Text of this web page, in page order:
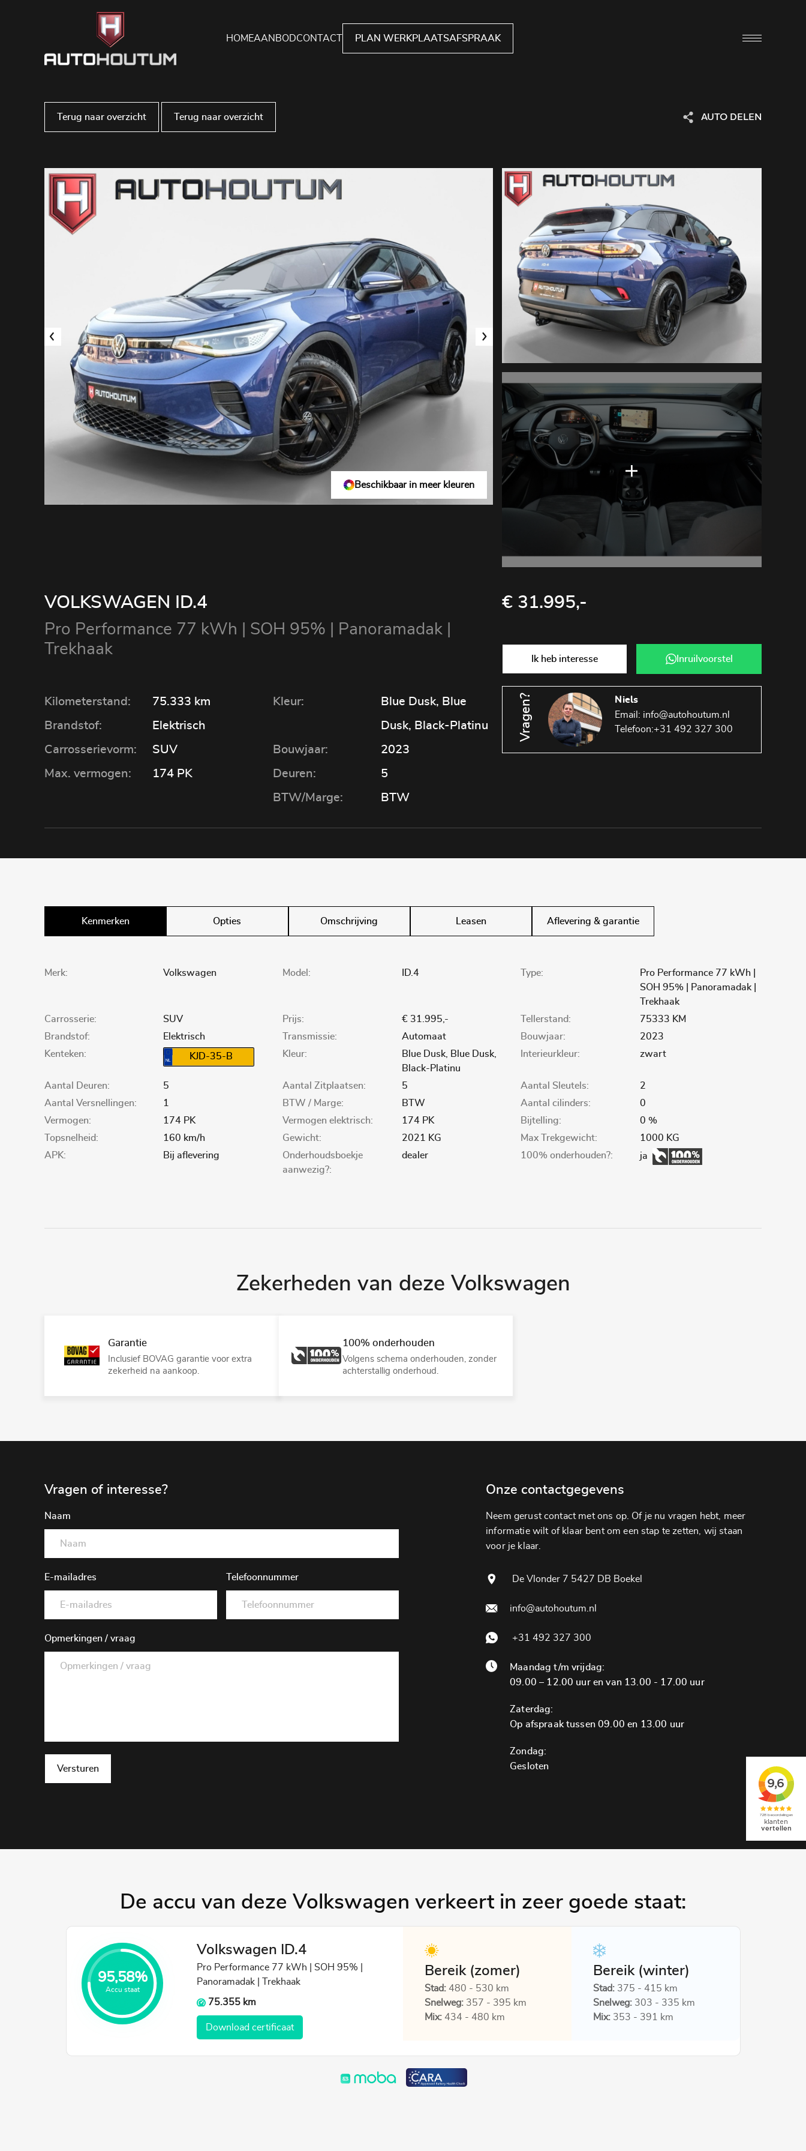
HOMEAANBODCONTACT PLAN WERKPLAATSAFSPRAAK
Terug naar overzicht Terug naar overzicht AUTO DELEN
Beschikbaar in meer kleuren
VOLKSWAGEN ID.4
Pro Performance 77 kWh | SOH 95% | Panoramadak |
Trekhaak
Kilometerstand:
75.333 km
Brandstof:
Elektrisch
Carrosserievorm:
SUV
Max. vermogen:
174 PK
Kleur:
Blue Dusk, Blue
Dusk, Black-Platinu
Bouwjaar:
2023
Deuren:
5
BTW/Marge:
BTW
€ 31.995,-
Ik heb interesse Inruilvoorstel
Vragen?
Niels
Email: info@autohoutum.nl
Telefoon:+31 492 327 300
Kenmerken Opties Omschrijving Leasen Aflevering & garantie
Merk: Volkswagen Model: ID.4 Type:
Pro Performance 77 kWh |
SOH 95% | Panoramadak |
Trekhaak
Carrosserie:
SUV Prijs: € 31.995,- Tellerstand:
75333 KM
Brandstof:
Elektrisch Transmissie: Automaat Bouwjaar:
2023
Kenteken:
KJD-35-B Kleur:
Blue Dusk, Blue Dusk,
Black-Platinu
Interieurkleur: zwart
Aantal Deuren: 5 Aantal Zitplaatsen: 5 Aantal Sleutels:
2
Aantal Versnellingen:
1 BTW / Marge: BTW Aantal cilinders:
0
Vermogen:
174 PK Vermogen elektrisch: 174 PK Bijtelling:
0 %
Topsnelheid:
160 km/h Gewicht: 2021 KG Max Trekgewicht:
1000 KG
APK:
Bij aflevering
Onderhoudsboekje
aanwezig?:
dealer 100% onderhouden?: ja
Zekerheden van deze Volkswagen
Garantie
Inclusief BOVAG garantie voor extra
zekerheid na aankoop.
100% onderhouden
Volgens schema onderhouden, zonder
achterstallig onderhoud.
Vragen of interesse?
Naam
E-mailadres Telefoonnummer
Opmerkingen / vraag
Versturen
Onze contactgegevens
Neem gerust contact met ons op. Of je nu vragen hebt, meer
informatie wilt of klaar bent om een ​​stap te zetten, wij staan ​​
voor je klaar.
De Vlonder 7 5427 DB Boekel
info@autohoutum.nl
+31 492 327 300
Maandag t/m vrijdag:
09.00 – 12.00 uur en van 13.00 - 17.00 uur
Zaterdag:
Op afspraak tussen 09.00 en 13.00 uur
Zondag:
Gesloten
De accu van deze Volkswagen verkeert in zeer goede staat:
95,58%
Accu staat
Volkswagen ID.4
Pro Performance 77 kWh | SOH 95% |
Panoramadak | Trekhaak
75.355 km
Download certificaat
Bereik (zomer)
Stad: 480 - 530 km
Snelweg: 357 - 395 km
Mix: 434 - 480 km
Bereik (winter)
Stad:375 - 415 km
Snelweg:303 - 335 km
Mix:353 - 391 km